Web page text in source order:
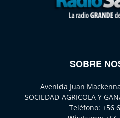
SOBRE
Avenida Juan
SOCIEDAD AGRICOLA Y
Teléfono: +56